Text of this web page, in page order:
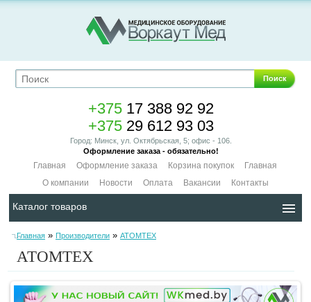
Поиск
+375 17 388 92 92
+375 29 612 93 03
Город: Минск, ул. Октябрьская, 5; офис - 106.
Оформление заказа - обязательно!
Главная Оформление заказа Корзина покупок
Главная
О компании
Новости Оплата Вакансии Контакты
Каталог товаров
Главная» Производители» АТОМТЕХ
АТОМТЕХ